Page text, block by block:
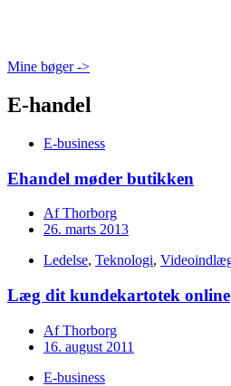
Mine bøger ->
E-handel
E-business
Ehandel møder butikken
AfThorborg
26. marts 2013
Ledelse, Teknologi,
Læg dit kundekartotek online
AfThorborg
16. august 2011
E-business